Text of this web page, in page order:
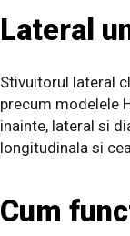
Lateral
Stivuitorul lateral
precum modelele
inainte, lateral si
longitudinala si
Cum